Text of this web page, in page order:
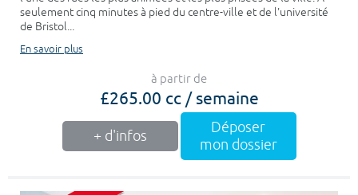
seulement cinq minutes à pied du centre-ville et de l'université
de Bristol...
En savoir plus
à partir de
£265.00 cc / semaine
+ d'infos
Déposer
mon dossier